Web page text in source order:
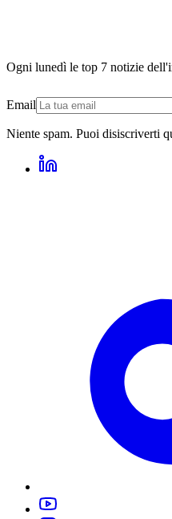
Ogni lunedì le top 7 notizie
Email
Niente spam. Puoi disiscriverti